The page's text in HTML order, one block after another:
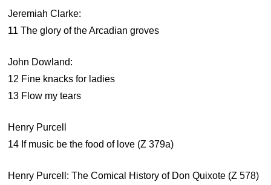
Jeremiah Clarke:
11 The glory of the Arcadian groves
John Dowland:
12 Fine knacks for ladies
13 Flow my tears
Henry Purcell
14 If music be the food of love (Z 379a)
Henry Purcell: The Comical History of Don Quixote (Z 578)